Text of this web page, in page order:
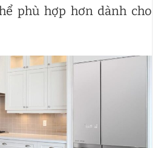
phù hợp hơn dành cho